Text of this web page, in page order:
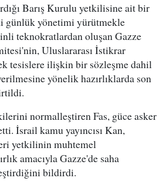
Barış Kurulu yetkilisine ait bir
günlük yönetimi yürütmekle
teknokratlardan oluşan Gazze
Uluslararası İstikrar
tesislere ilişkin bir sözleşme dahil
yönelik hazırlıklarda son
normalleştiren Fas, güce asker
İsrail kamu yayıncısı Kan,
yetkilinin muhtemel
amacıyla Gazze'de saha
bildirdi.